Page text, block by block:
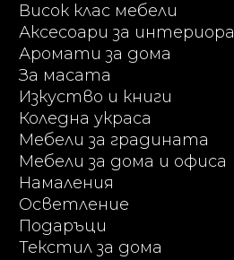
Висок клас мебели
Аксесоари за интериора
Аромати за дома
За масата
Изкуство и книги
Коледна украса
Мебели за градината
Мебели за дома и офиса
Намаления
Осветление
Подаръци
Текстил за дома